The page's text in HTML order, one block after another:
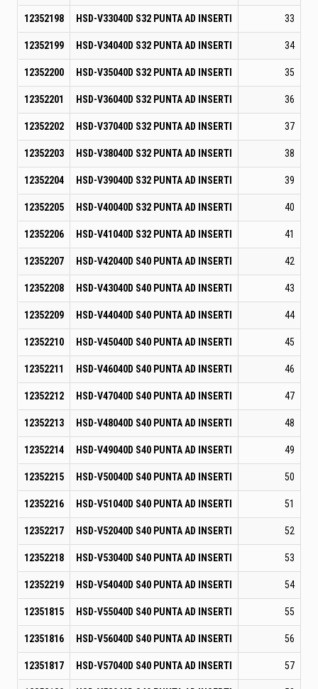
12352198 HSD-V33040D S32 PUNTA AD INSERTI 33
12352199 HSD-V34040D S32 PUNTA AD INSERTI 34
12352200 HSD-V35040D S32 PUNTA AD INSERTI 35
12352201 HSD-V36040D S32 PUNTA AD INSERTI 36
12352202 HSD-V37040D S32 PUNTA AD INSERTI 37
12352203 HSD-V38040D S32 PUNTA AD INSERTI 38
12352204 HSD-V39040D S32 PUNTA AD INSERTI 39
12352205 HSD-V40040D S32 PUNTA AD INSERTI 40
12352206 HSD-V41040D S32 PUNTA AD INSERTI 41
12352207 HSD-V42040D S40 PUNTA AD INSERTI 42
12352208 HSD-V43040D S40 PUNTA AD INSERTI 43
12352209 HSD-V44040D S40 PUNTA AD INSERTI 44
12352210 HSD-V45040D S40 PUNTA AD INSERTI 45
12352211 HSD-V46040D S40 PUNTA AD INSERTI 46
12352212 HSD-V47040D S40 PUNTA AD INSERTI 47
12352213 HSD-V48040D S40 PUNTA AD INSERTI 48
12352214 HSD-V49040D S40 PUNTA AD INSERTI 49
12352215 HSD-V50040D S40 PUNTA AD INSERTI 50
12352216 HSD-V51040D S40 PUNTA AD INSERTI 51
12352217 HSD-V52040D S40 PUNTA AD INSERTI 52
12352218 HSD-V53040D S40 PUNTA AD INSERTI 53
12352219 HSD-V54040D S40 PUNTA AD INSERTI 54
12351815 HSD-V55040D S40 PUNTA AD INSERTI 55
12351816 HSD-V56040D S40 PUNTA AD INSERTI 56
12351817 HSD-V57040D S40 PUNTA AD INSERTI 57